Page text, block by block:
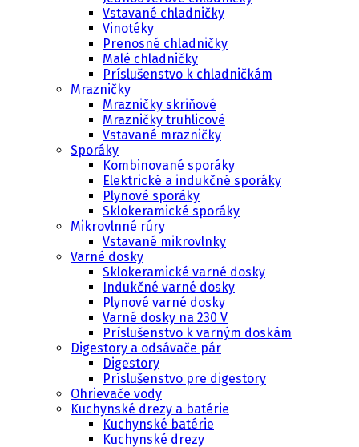
Vstavané chladničky
Vinotéky
Prenosné chladničky
Malé chladničky
Príslušenstvo k chladničkám
Mrazničky
Mrazničky skriňové
Mrazničky truhlicové
Vstavané mrazničky
Sporáky
Kombinované sporáky
Elektrické a indukčné sporáky
Plynové sporáky
Sklokeramické sporáky
Mikrovlnné rúry
Vstavané mikrovlnky
Varné dosky
Sklokeramické varné dosky
Indukčné varné dosky
Plynové varné dosky
Varné dosky na 230 V
Príslušenstvo k varným doskám
Digestory a odsávače pár
Digestory
Príslušenstvo pre digestory
Ohrievače vody
Kuchynské drezy a batérie
Kuchynské batérie
Kuchynské drezy